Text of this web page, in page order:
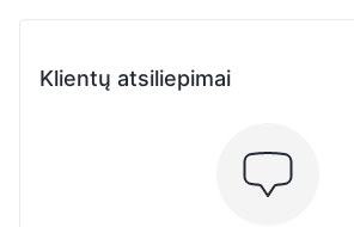
Klientų atsiliepimai